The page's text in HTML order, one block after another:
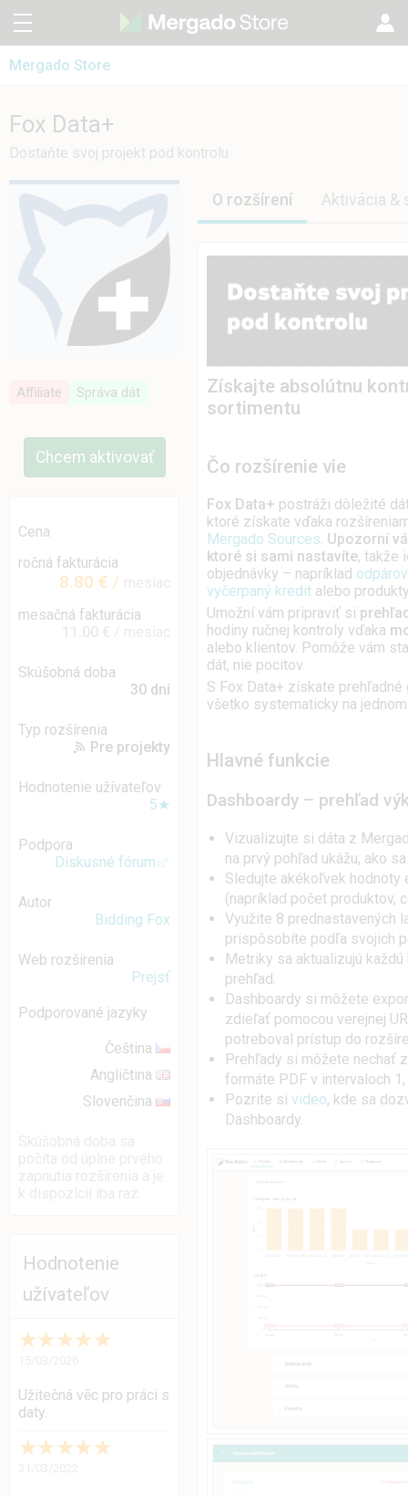
Mergado Store
Fox Data+
CZ
HU
Mergado Audit
Fox Data+
Dostaňte svoj projekt pod kontrolu
Affiliate Správa dát
Chcem aktivovať
Cena
ročná fakturácia
8.80 € /
mesačná fakturácia
Skúšobná doba
30 dní
Typ rozšírenia
Pre projekty
Hodnotenie užívateľov
5★
Podpora
Diskusné fórum
Autor
Bidding Fox
Web rozšírenia
Prejsť
Podporované jazyky
Čeština
Angličtina
Slovenčina
Hodnotenie
užívateľov
★★★★★
Užitečná věc pro práci s
daty.
★★★★★
O rozšírení Aktivácia &
Získajte absolútnu
sortimentu
Čo rozšírenie vie
Fox Data+ postráži dôležité
ktoré získate vďaka
Mergado Sources. Upozorní
ktoré si sami nastavíte, takže
objednávky – napríklad
vyčerpaný kredit alebo
Umožní vám pripraviť si
hodiny ručnej kontroly vďaka
alebo klientov. Pomôže vám
dát, nie pocitov.
S Fox Data+ získate
všetko systematicky na
Hlavné funkcie
Dashboardy – prehľad
Vizualizujte si dáta z
na prvý pohľad ukážu, ako
Sledujte akékoľvek
(napríklad počet produktov,
Využite 8 prednastavených
prispôsobíte podľa svojich
Metriky sa aktualizujú
prehľad.
Dashboardy si môžete
zdieľať pomocou verejnej
potreboval prístup do
Prehľady si môžete nechať
formáte PDF v intervaloch
Pozrite si video, kde sa
Dashboardy.